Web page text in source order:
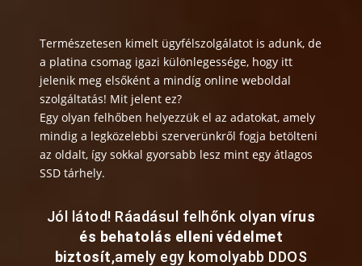
Természetesen kimelt ügyfélszolgálatot is adunk, de
a platina csomag igazi különlegessége, hogy itt
jelenik meg elsőként a mindíg online weboldal
szolgáltatás! Mit jelent ez?
Egy olyan felhőben helyezzük el az adatokat, amely
mindig a legközelebbi szerverünkről fogja betölteni
az oldalt, így sokkal gyorsabb lesz mint egy átlagos
SSD tárhely.
Jól látod! Ráadásul felhőnk olyan vírus
és behatolás elleni védelmet
biztosít,amely egy komolyabb DDOS